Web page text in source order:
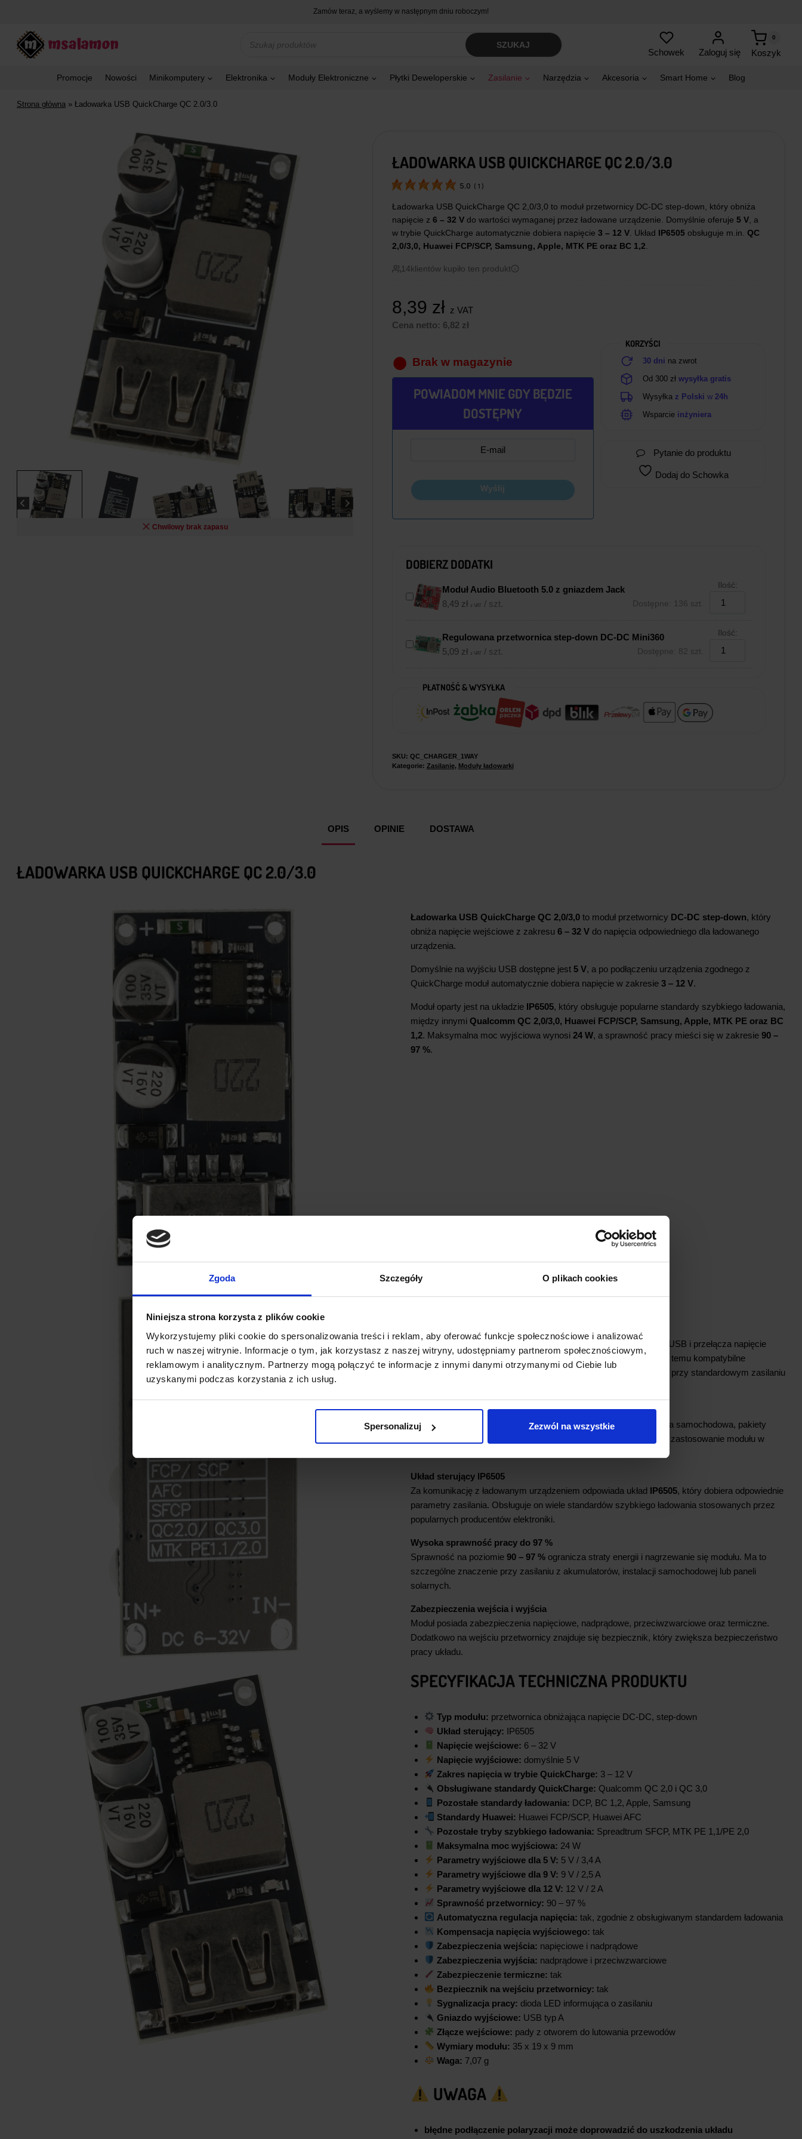
Zgoda Szczegóły O plikach cookies
Niniejsza strona korzysta z plików cookie
Wykorzystujemy pliki cookie do spersonalizowania treści i reklam, aby oferować funkcje społecznościowe i analizować
ruch w naszej witrynie. Informacje o tym, jak korzystasz z naszej witryny, udostępniamy partnerom społecznościowym,
reklamowym i analitycznym. Partnerzy mogą połączyć te informacje z innymi danymi otrzymanymi od Ciebie lub
uzyskanymi podczas korzystania z ich usług.
Spersonalizuj Zezwól na wszystkie
Zamów teraz, a wyślemy w następnym dniu roboczym!
produktów
SZUKAJ
Schowek Zaloguj się Koszyk
0
Promocje Nowości Minikomputery Elektronika Moduły Elektroniczne Płytki Deweloperskie Zasilanie Narzędzia Akcesoria Smart Home Blog
Strona główna » Ładowarka USB QuickCharge QC 2.0/3.0
Chwilowy brak zapasu
ŁADOWARKA USB QUICKCHARGE QC 2.0/3.0
5.0 ( 1 )
Ładowarka USB QuickCharge QC 2,0/3,0 to moduł przetwornicy DC-DC step-down, który obniża
napięcie z 6 – 32 Vdo wartości wymaganej przez ładowane urządzenie. Domyślnie oferuje 5 V, a
w trybie QuickCharge automatycznie dobiera napięcie 3 – 12 V. Układ IP6505 obsługuje m.in. QC
2,0/3,0, Huawei FCP/SCP, Samsung, Apple, MTK PE oraz BC 1,2
14klientów kupiło ten produkt
8,39 zł z VAT
Cena netto: 6,82 zł
Brak w magazynie
POWIADOM MNIE GDY BĘDZIE
DOSTĘPNY
Wyślij
KORZYŚCI
30 dni na zwrot
Od 300 złwysyłka gratis
Wysyłka z Polskiw24h
Wsparcie inżyniera
Pytanie do produktu
Dodaj do Schowka
DOBIERZ DODATKI
Moduł Audio Bluetooth 5.0 z gniazdem Jack
8,49 zł z VAT / szt. Dostępne: 136 szt.
Ilość:
Regulowana przetwornica step-down DC-DC Mini360
5,09 zł z VAT / szt. Dostępne: 82 szt.
Ilość:
PŁATNOŚĆ & WYSYŁKA
SKU: QC_CHARGER_1WAY
Kategorie: Zasilanie, Moduły ładowarki
OPIS OPINIE DOSTAWA
ŁADOWARKA USB QUICKCHARGE QC 2.0/3.0
Ładowarka USB QuickCharge QC 2,0/3,0 to moduł przetwornicy DC-DC step-down, który
obniża napięcie wejściowe z zakresu 6 – 32 V do napięcia odpowiedniego dla ładowanego
urządzenia.
Domyślnie na wyjściu USB dostępne jest 5 V, a po podłączeniu urządzenia zgodnego z
QuickCharge moduł automatycznie dobiera napięcie w zakresie 3 – 12 V.
Moduł oparty jest na układzie IP6505, który obsługuje popularne standardy szybkiego ładowania,
między innymi Qualcomm QC 2,0/3,0, Huawei FCP/SCP, Samsung, Apple, MTK PE oraz BC
1,2. Maksymalna moc wyjściowa wynosi 24 W, a sprawność pracy mieści się w zakresie 90 –
97 %.
GŁÓWNE CECHY PRODUKTU
Moduł automatycznie rozpoznaje urządzenie podłączone do portu USB i przełącza napięcie
wyjściowe zgodnie z obsługiwanym standardem ładowania. Dzięki temu kompatybilne
smartfony, tablety i inne urządzenia mogą ładować się szybciej niż przy standardowym zasilaniu
Szeroki zakres napięcia wejściowego 6 – 32 V
Przetwornica może być zasilana z wielu źródeł, takich jak instalacja samochodowa, pakiety
akumulatorów Li-Ion, zasilacze DC czy moduły solarne. Ułatwia to zastosowanie modułu w
Układ sterujący IP6505
Za komunikację z ładowanym urządzeniem odpowiada układ IP6505, który dobiera odpowiednie
parametry zasilania. Obsługuje on wiele standardów szybkiego ładowania stosowanych przez
popularnych producentów elektroniki.
Wysoka sprawność pracy do 97 %
Sprawność na poziomie 90 – 97 % ogranicza straty energii i nagrzewanie się modułu. Ma to
szczególne znaczenie przy zasilaniu z akumulatorów, instalacji samochodowej lub paneli
solarnych.
Zabezpieczenia wejścia i wyjścia
Moduł posiada zabezpieczenia napięciowe, nadprądowe, przeciwzwarciowe oraz termiczne.
Dodatkowo na wejściu przetwornicy znajduje się bezpiecznik, który zwiększa bezpieczeństwo
pracy układu.
SPECYFIKACJA TECHNICZNA PRODUKTU
Typ modułu: przetwornica obniżająca napięcie DC-DC, step-down
Układ sterujący: IP6505
Napięcie wejściowe: 6 – 32 V
Napięcie wyjściowe: domyślnie 5 V
Zakres napięcia w trybie QuickCharge: 3 – 12 V
Obsługiwane standardy QuickCharge: Qualcomm QC 2,0 i QC 3,0
Pozostałe standardy ładowania: DCP, BC 1,2, Apple, Samsung
Standardy Huawei: Huawei FCP/SCP, Huawei AFC
Pozostałe tryby szybkiego ładowania: Spreadtrum SFCP, MTK PE 1,1/PE 2,0
Maksymalna moc wyjściowa: 24 W
Parametry wyjściowe dla 5 V: 5 V / 3,4 A
Parametry wyjściowe dla 9 V: 9 V / 2,5 A
Parametry wyjściowe dla 12 V: 12 V / 2 A
Sprawność przetwornicy: 90 – 97 %
Automatyczna regulacja napięcia: tak, zgodnie z obsługiwanym standardem ładowania
Kompensacja napięcia wyjściowego: tak
Zabezpieczenia wejścia: napięciowe i nadprądowe
Zabezpieczenia wyjścia: nadprądowe i przeciwzwarciowe
Zabezpieczenie termiczne: tak
Bezpiecznik na wejściu przetwornicy: tak
Sygnalizacja pracy: dioda LED informująca o zasilaniu
Gniazdo wyjściowe: USB typ A
Złącze wejściowe: pady z otworem do lutowania przewodów
Wymiary modułu: 35 x 19 x 9 mm
Waga: 7,07 g
UWAGA
błędne podłączenie polaryzacji może doprowadzić do uszkodzenia układu